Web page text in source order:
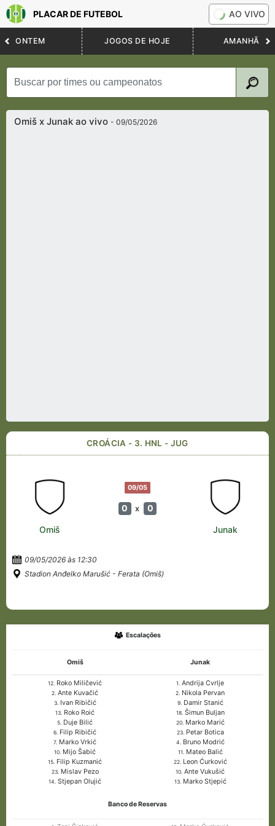
PLACAR DE FUTEBOL AO VIVO
ONTEM JOGOS DE HOJE AMANHÃ
Omiš x Junak ao vivo- 09/05/2026
CROÁCIA - 3. HNL - JUG
09/05
0 x 0
Omiš Junak
09/05/2026 às 12:30
Stadion Anđelko Marušić - Ferata (Omiš)
Escalações
Omiš Junak
12. Roko Miličević
2. Ante Kuvačić
3.Ivan Ribičić
13. Roko Roić
5. Duje Bilić
6. Filip Ribičić
7. Marko Vrkić
10. Mijo Šabić
15. Filip Kuzmanić
23.Mislav Pezo
14. Stjepan Olujić
1. Andrija Cvrlje
2. Nikola Pervan
9.Damir Stanić
18.Šimun Buljan
20.Marko Marić
23.Petar Botica
4. Bruno Modrić
11. Mateo Balić
22.Leon Ćurković
10. Ante Vukušić
13.Marko Stjepić
Banco de Reservas